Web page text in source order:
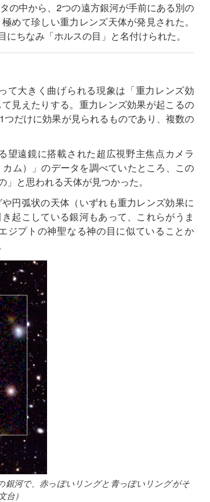
の中から、2つの遠方銀河が手前にある別の
めて珍しい重力レンズ天体が発見された。
ちなみ「ホルスの目」と名付けられた。
て大きく曲げられる現象は「重力レンズ効
見えたりする。重力レンズ効果が起こるの
だけに効果が見られるものであり、複数の
望遠鏡に搭載された超広視野主焦点カメラ
ム）」のデータを調べていたところ、この
と思われる天体が見つかった。
円弧状の天体（いずれも重力レンズ効果に
起こしている銀河もあって、これらがうま
ジプトの神聖なる神の目に似ていることか
河で、赤っぽいリングと青っぽいリングがそ
台）